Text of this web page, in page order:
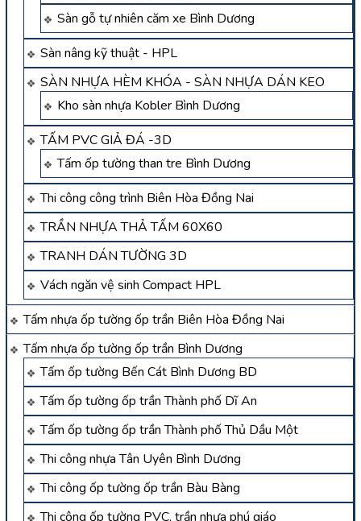
Sàn gỗ tự nhiên căm xe Bình Dương
Sàn nâng kỹ thuật - HPL
SÀN NHỰA HÈM KHÓA - SÀN NHỰA DÁN KEO
Kho sàn nhựa Kobler Bình Dương
TẤM PVC GIẢ ĐÁ -3D
Tấm ốp tường than tre Bình Dương
Thi công công trình Biên Hòa Đồng Nai
TRẦN NHỰA THẢ TẤM 60X60
TRANH DÁN TƯỜNG 3D
Vách ngăn vệ sinh Compact HPL
Tấm nhựa ốp tường ốp trần Biên Hòa Đồng Nai
Tấm nhựa ốp tường ốp trần Bình Dương
Tấm ốp tường Bến Cát Bình Dương BD
Tấm ốp tường ốp trần Thành phố Dĩ An
Tấm ốp tường ốp trần Thành phố Thủ Dầu Một
Thi công nhựa Tân Uyên Bình Dương
Thi công ốp tường ốp trần Bàu Bàng
Thi công ốp tường PVC, trần nhựa phú giáo